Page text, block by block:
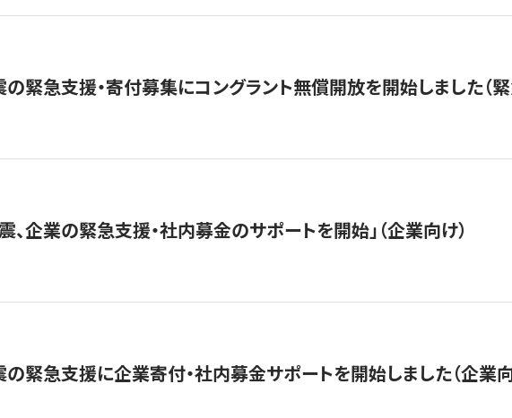
緊急支援・寄付募集にコングラント無償開放を開始しました（
企業の緊急支援・社内募金のサポートを開始」（企業向け）
緊急支援に企業寄付・社内募金サポートを開始しました（企業向